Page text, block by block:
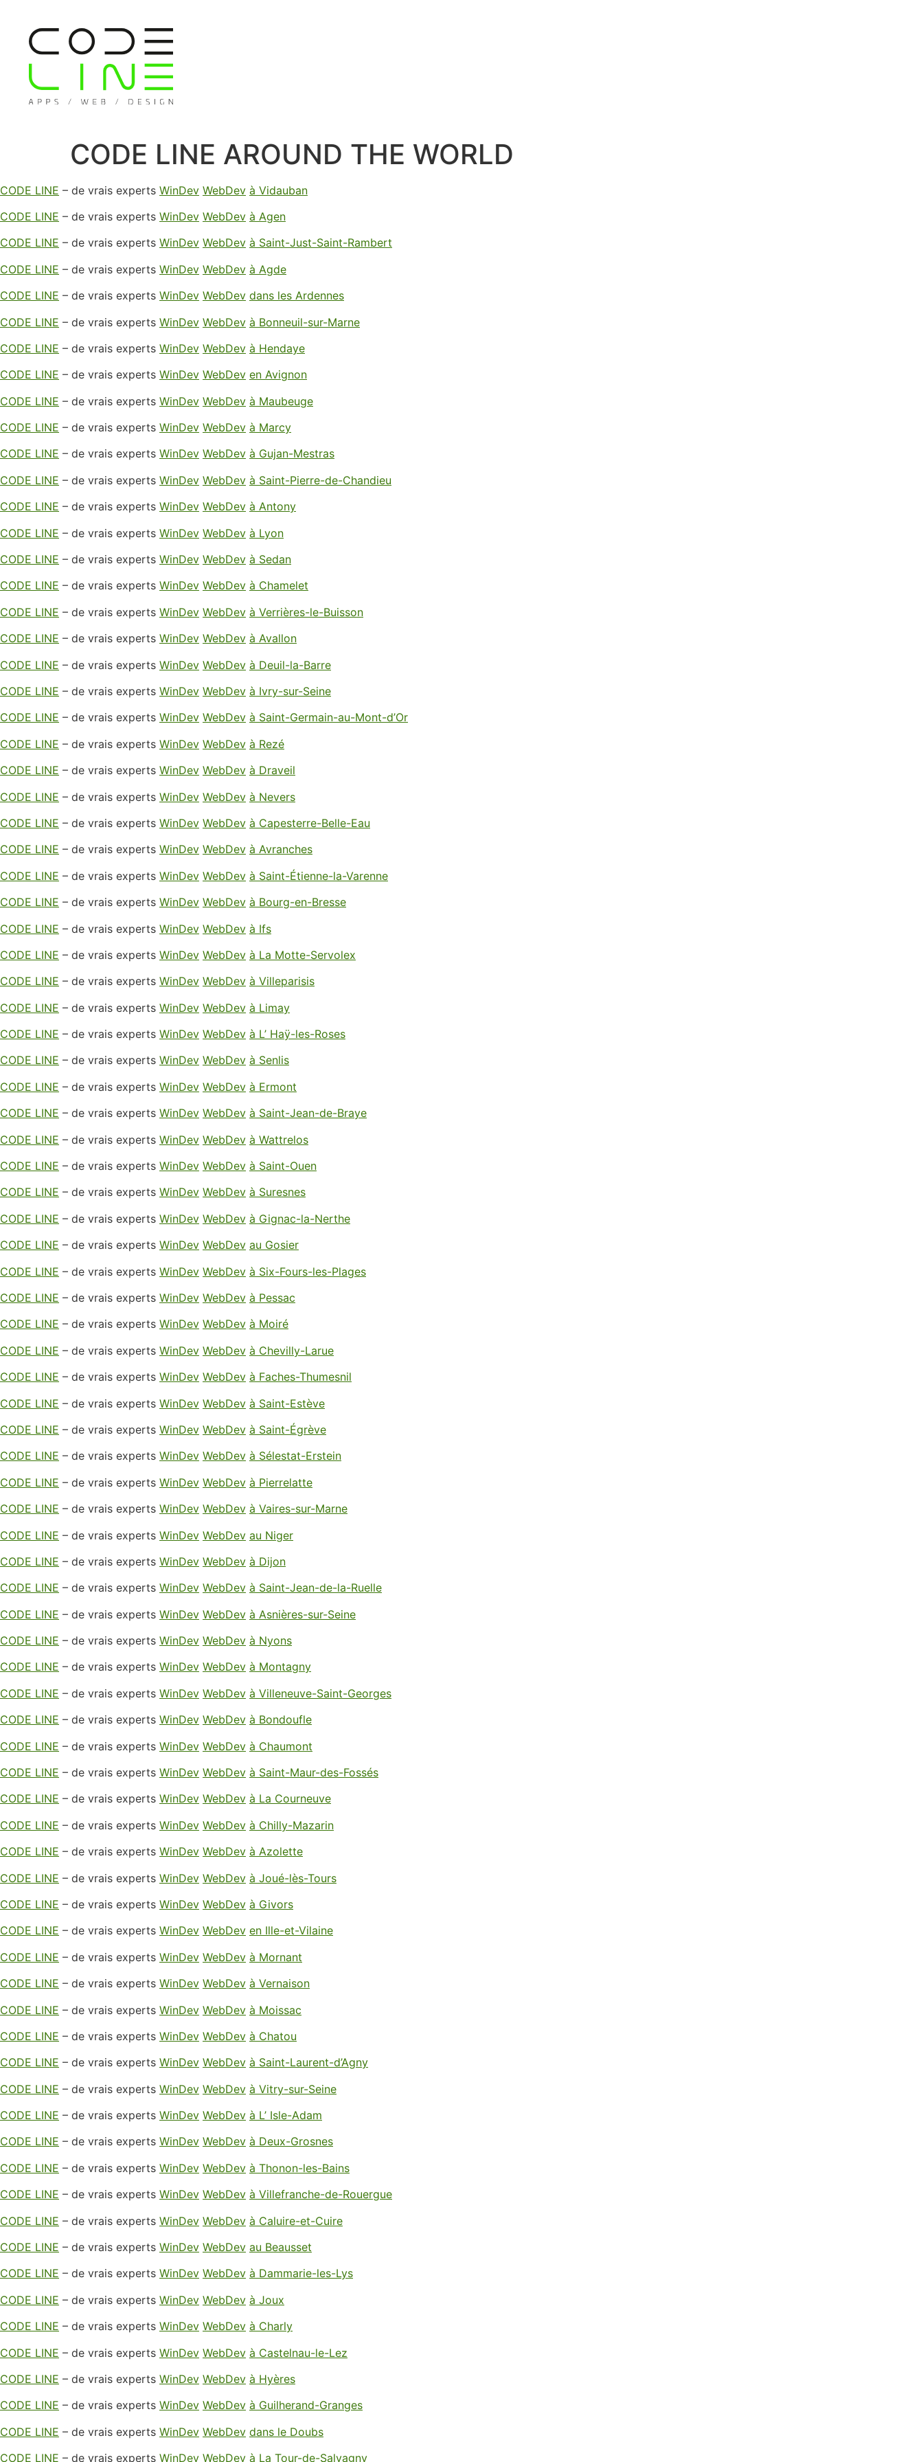
CODE LINE AROUND THE WORLD
CODE LINE – de vrais experts WinDev WebDev à Vidauban
CODE LINE – de vrais experts WinDev WebDev à Agen
CODE LINE – de vrais experts WinDev WebDev à Saint-Just-Saint-Rambert
CODE LINE – de vrais experts WinDev WebDev à Agde
CODE LINE – de vrais experts WinDev WebDev dans les Ardennes
CODE LINE – de vrais experts WinDev WebDev à Bonneuil-sur-Marne
CODE LINE – de vrais experts WinDev WebDev à Hendaye
CODE LINE – de vrais experts WinDev WebDev en Avignon
CODE LINE – de vrais experts WinDev WebDev à Maubeuge
CODE LINE – de vrais experts WinDev WebDev à Marcy
CODE LINE – de vrais experts WinDev WebDev à Gujan-Mestras
CODE LINE – de vrais experts WinDev WebDev à Saint-Pierre-de-Chandieu
CODE LINE – de vrais experts WinDev WebDev à Antony
CODE LINE – de vrais experts WinDev WebDev à Lyon
CODE LINE – de vrais experts WinDev WebDev à Sedan
CODE LINE – de vrais experts WinDev WebDev à Chamelet
CODE LINE – de vrais experts WinDev WebDev à Verrières-le-Buisson
CODE LINE – de vrais experts WinDev WebDev à Avallon
CODE LINE – de vrais experts WinDev WebDev à Deuil-la-Barre
CODE LINE – de vrais experts WinDev WebDev à Ivry-sur-Seine
CODE LINE – de vrais experts WinDev WebDev à Saint-Germain-au-Mont-d’Or
CODE LINE – de vrais experts WinDev WebDev à Rezé
CODE LINE – de vrais experts WinDev WebDev à Draveil
CODE LINE – de vrais experts WinDev WebDev à Nevers
CODE LINE – de vrais experts WinDev WebDev à Capesterre-Belle-Eau
CODE LINE – de vrais experts WinDev WebDev à Avranches
CODE LINE – de vrais experts WinDev WebDev à Saint-Étienne-la-Varenne
CODE LINE – de vrais experts WinDev WebDev à Bourg-en-Bresse
CODE LINE – de vrais experts WinDev WebDev à Ifs
CODE LINE – de vrais experts WinDev WebDev à La Motte-Servolex
CODE LINE – de vrais experts WinDev WebDev à Villeparisis
CODE LINE – de vrais experts WinDev WebDev à Limay
CODE LINE – de vrais experts WinDev WebDev à L’ Haÿ-les-Roses
CODE LINE – de vrais experts WinDev WebDev à Senlis
CODE LINE – de vrais experts WinDev WebDev à Ermont
CODE LINE – de vrais experts WinDev WebDev à Saint-Jean-de-Braye
CODE LINE – de vrais experts WinDev WebDev à Wattrelos
CODE LINE – de vrais experts WinDev WebDev à Saint-Ouen
CODE LINE – de vrais experts WinDev WebDev à Suresnes
CODE LINE – de vrais experts WinDev WebDev à Gignac-la-Nerthe
CODE LINE – de vrais experts WinDev WebDev au Gosier
CODE LINE – de vrais experts WinDev WebDev à Six-Fours-les-Plages
CODE LINE – de vrais experts WinDev WebDev à Pessac
CODE LINE – de vrais experts WinDev WebDev à Moiré
CODE LINE – de vrais experts WinDev WebDev à Chevilly-Larue
CODE LINE – de vrais experts WinDev WebDev à Faches-Thumesnil
CODE LINE – de vrais experts WinDev WebDev à Saint-Estève
CODE LINE – de vrais experts WinDev WebDev à Saint-Égrève
CODE LINE – de vrais experts WinDev WebDev à Sélestat-Erstein
CODE LINE – de vrais experts WinDev WebDev à Pierrelatte
CODE LINE – de vrais experts WinDev WebDev à Vaires-sur-Marne
CODE LINE – de vrais experts WinDev WebDev au Niger
CODE LINE – de vrais experts WinDev WebDev à Dijon
CODE LINE – de vrais experts WinDev WebDev à Saint-Jean-de-la-Ruelle
CODE LINE – de vrais experts WinDev WebDev à Asnières-sur-Seine
CODE LINE – de vrais experts WinDev WebDev à Nyons
CODE LINE – de vrais experts WinDev WebDev à Montagny
CODE LINE – de vrais experts WinDev WebDev à Villeneuve-Saint-Georges
CODE LINE – de vrais experts WinDev WebDev à Bondoufle
CODE LINE – de vrais experts WinDev WebDev à Chaumont
CODE LINE – de vrais experts WinDev WebDev à Saint-Maur-des-Fossés
CODE LINE – de vrais experts WinDev WebDev à La Courneuve
CODE LINE – de vrais experts WinDev WebDev à Chilly-Mazarin
CODE LINE – de vrais experts WinDev WebDev à Azolette
CODE LINE – de vrais experts WinDev WebDev à Joué-lès-Tours
CODE LINE – de vrais experts WinDev WebDev à Givors
CODE LINE – de vrais experts WinDev WebDev en Ille-et-Vilaine
CODE LINE – de vrais experts WinDev WebDev à Mornant
CODE LINE – de vrais experts WinDev WebDev à Vernaison
CODE LINE – de vrais experts WinDev WebDev à Moissac
CODE LINE – de vrais experts WinDev WebDev à Chatou
CODE LINE – de vrais experts WinDev WebDev à Saint-Laurent-d’Agny
CODE LINE – de vrais experts WinDev WebDev à Vitry-sur-Seine
CODE LINE – de vrais experts WinDev WebDev à L’ Isle-Adam
CODE LINE – de vrais experts WinDev WebDev à Deux-Grosnes
CODE LINE – de vrais experts WinDev WebDev à Thonon-les-Bains
CODE LINE – de vrais experts WinDev WebDev à Villefranche-de-Rouergue
CODE LINE – de vrais experts WinDev WebDev à Caluire-et-Cuire
CODE LINE – de vrais experts WinDev WebDev au Beausset
CODE LINE – de vrais experts WinDev WebDev à Dammarie-les-Lys
CODE LINE – de vrais experts WinDev WebDev à Joux
CODE LINE – de vrais experts WinDev WebDev à Charly
CODE LINE – de vrais experts WinDev WebDev à Castelnau-le-Lez
CODE LINE – de vrais experts WinDev WebDev à Hyères
CODE LINE – de vrais experts WinDev WebDev à Guilherand-Granges
CODE LINE – de vrais experts WinDev WebDev dans le Doubs
CODE LINE – de vrais experts WinDev WebDev à La Tour-de-Salvagny